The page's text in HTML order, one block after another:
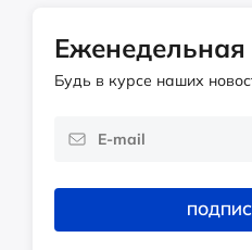
Будь в курсе наших